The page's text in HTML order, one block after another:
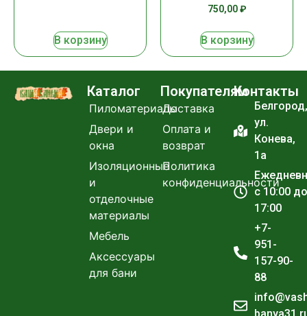
В корзину
750,00₽
В корзину
Каталог
Пиломатериалы
Двери и
окна
Изоляционные
и
отделочные
материалы
Мебель
Аксессуары
для бани
Покупателям
Доставка
Оплата и
возврат
Политика
конфиденциальности
Контакты
Белгород,
ул.
Конева,
1а
с 10:00 до
17:00
+7-
951-
157-90-
88